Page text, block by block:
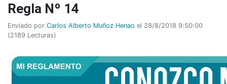
Regla Nº 14
Enviado por Carlos Alberto Muñoz Henao el 28/8/2018 9:50:00
(2189 Lecturas)